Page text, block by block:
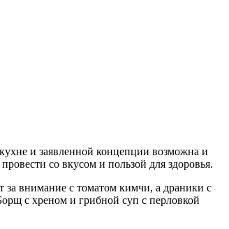
и заявленной концепции возможна и
со вкусом и пользой для здоровья.
внимание с томатом кимчи, а драники с
с хреном и грибной суп с перловкой